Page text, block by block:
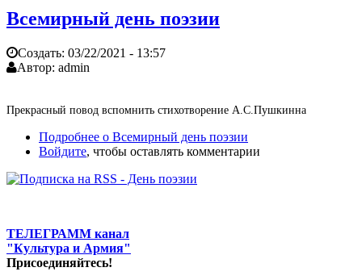
Всемирный день поэзии
Создать: 03/22/2021 - 13:57
Автор: admin
Прекрасный повод вспомнить стихотворение А.С.Пушкинна
Подробнее о Всемирный день поэзии
Войдите, чтобы оставлять комментарии
ТЕЛЕГРАММ канал
"Культура и Армия"
Присоединяйтесь!